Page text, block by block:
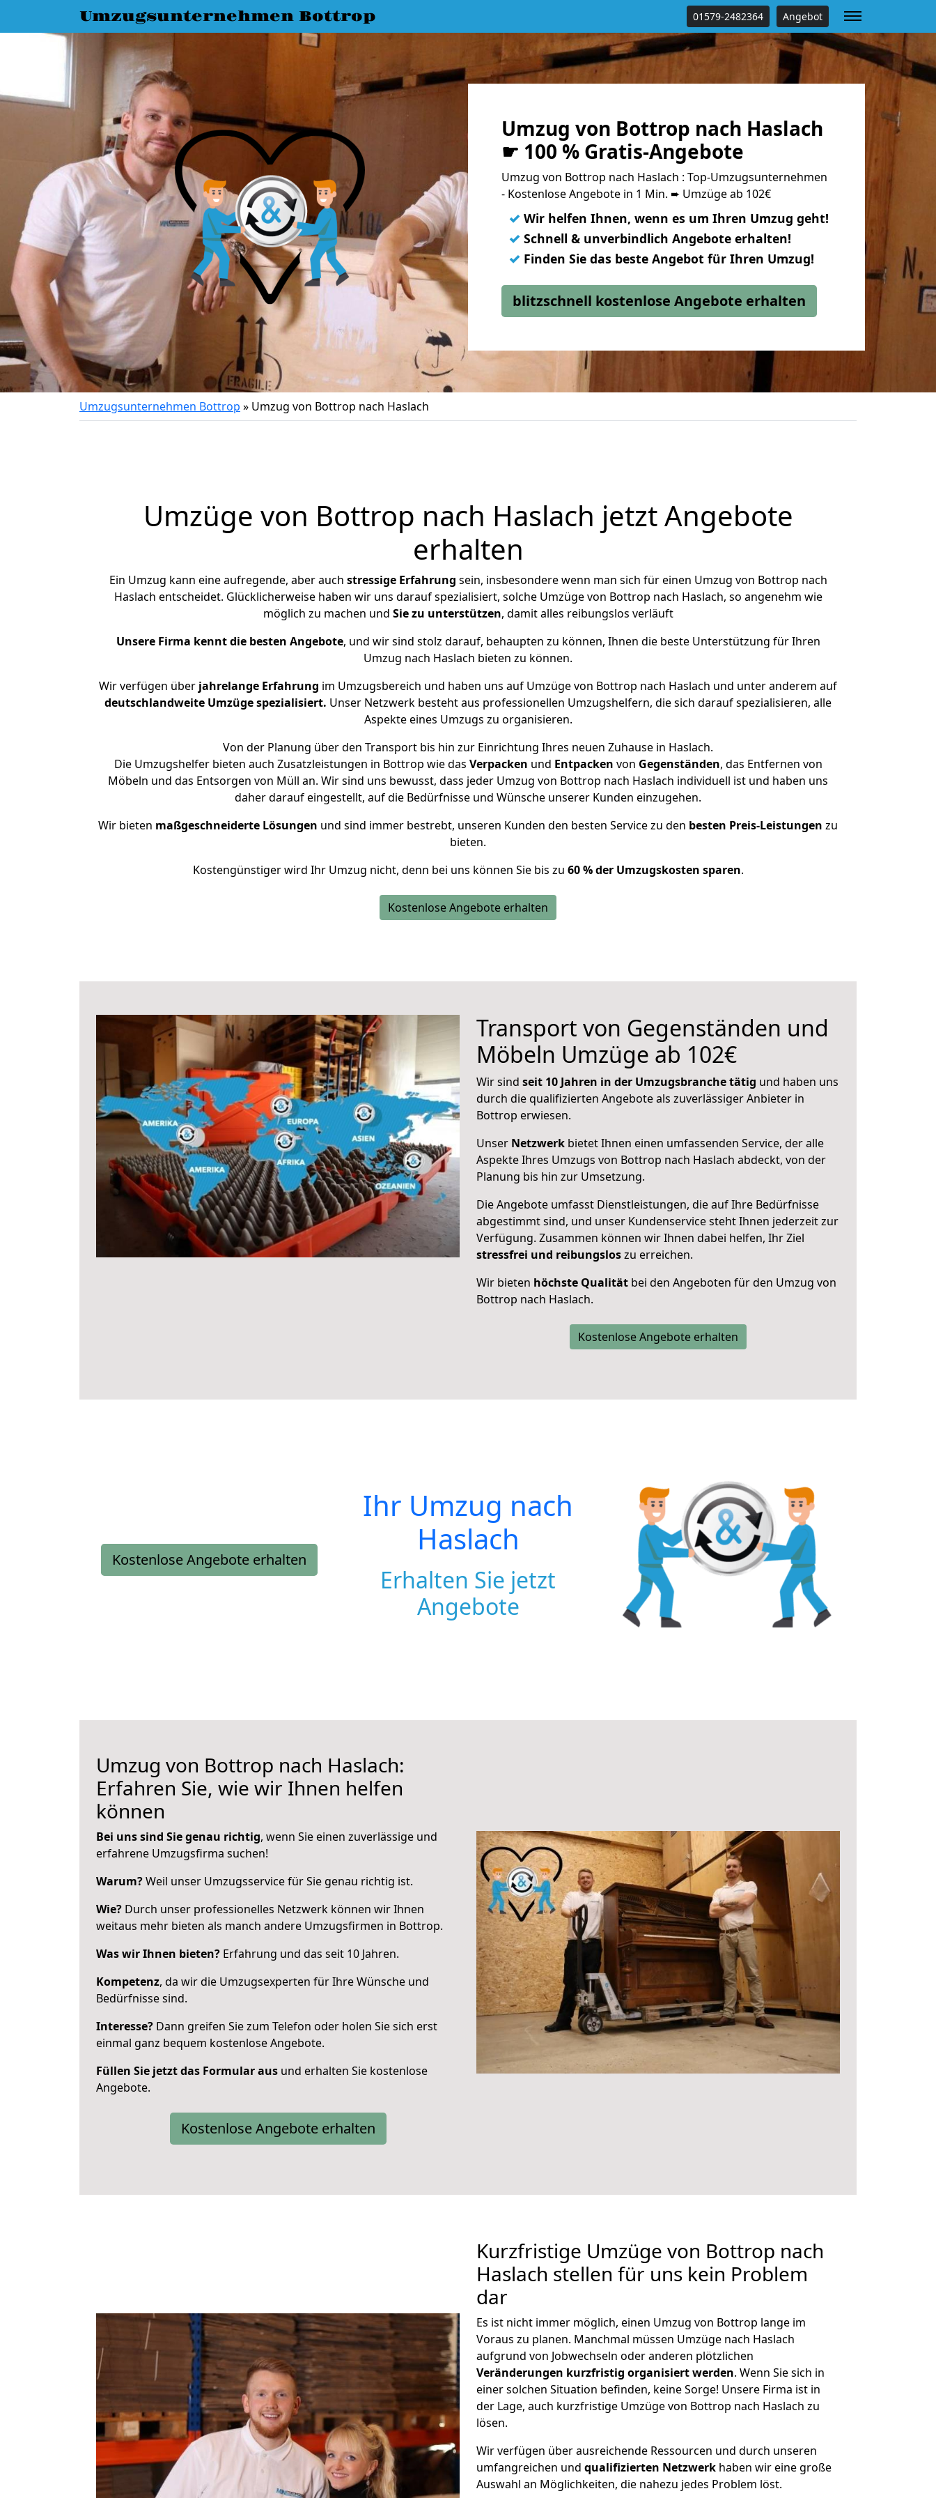
Umzugsunternehmen Bottrop 01579-2482364 Angebot
Umzug von Bottrop nach Haslach
☛ 100 % Gratis-Angebote
Umzug von Bottrop nach Haslach : Top-Umzugsunternehmen
- Kostenlose Angebote in 1 Min. ➨ Umzüge ab 102€
✓ Wir helfen Ihnen, wenn es um Ihren Umzug geht!
✓ Schnell & unverbindlich Angebote erhalten!
✓ Finden Sie das beste Angebot für Ihren Umzug!
blitzschnell kostenlose Angebote erhalten
Umzugsunternehmen Bottrop » Umzug von Bottrop nach Haslach
Umzüge von Bottrop nach Haslach jetzt Angebote
erhalten
Ein Umzug kann eine aufregende, aber auch stressige Erfahrung sein, insbesondere wenn man sich für einen Umzug von Bottrop nach
Haslach entscheidet. Glücklicherweise haben wir uns darauf spezialisiert, solche Umzüge von Bottrop nach Haslach, so angenehm wie
möglich zu machen und Sie zu unterstützen, damit alles reibungslos verläuft
Unsere Firma kennt die besten Angebote, und wir sind stolz darauf, behaupten zu können, Ihnen die beste Unterstützung für Ihren
Umzug nach Haslach bieten zu können.
Wir verfügen über jahrelange Erfahrung im Umzugsbereich und haben uns auf Umzüge von Bottrop nach Haslach und unter anderem auf
deutschlandweite Umzüge spezialisiert. Unser Netzwerk besteht aus professionellen Umzugshelfern, die sich darauf spezialisieren, alle
Aspekte eines Umzugs zu organisieren.
Von der Planung über den Transport bis hin zur Einrichtung Ihres neuen Zuhause in Haslach.
Die Umzugshelfer bieten auch Zusatzleistungen in Bottrop wie das Verpacken und Entpacken von Gegenständen, das Entfernen von
Möbeln und das Entsorgen von Müll an. Wir sind uns bewusst, dass jeder Umzug von Bottrop nach Haslach individuell ist und haben uns
daher darauf eingestellt, auf die Bedürfnisse und Wünsche unserer Kunden einzugehen.
Wir bieten maßgeschneiderte Lösungen und sind immer bestrebt, unseren Kunden den besten Service zu den besten Preis-Leistungen zu
bieten.
Kostengünstiger wird Ihr Umzug nicht, denn bei uns können Sie bis zu 60 % der Umzugskosten sparen.
Kostenlose Angebote erhalten
Transport von Gegenständen und
Möbeln Umzüge ab 102€
Wir sind seit 10 Jahren in der Umzugsbranche tätig und haben uns
durch die qualifizierten Angebote als zuverlässiger Anbieter in
Bottrop erwiesen.
Unser Netzwerk bietet Ihnen einen umfassenden Service, der alle
Aspekte Ihres Umzugs von Bottrop nach Haslach abdeckt, von der
Planung bis hin zur Umsetzung.
Die Angebote umfasst Dienstleistungen, die auf Ihre Bedürfnisse
abgestimmt sind, und unser Kundenservice steht Ihnen jederzeit zur
Verfügung. Zusammen können wir Ihnen dabei helfen, Ihr Ziel
stressfrei und reibungsloszu erreichen.
Wir bieten höchste Qualität bei den Angeboten für den Umzug von
Bottrop nach Haslach.
Kostenlose Angebote erhalten
Kostenlose Angebote erhalten
Ihr Umzug nach
Haslach
Erhalten Sie jetzt
Angebote
Umzug von Bottrop nach Haslach:
Erfahren Sie, wie wir Ihnen helfen
können
Bei uns sind Sie genau richtig, wenn Sie einen zuverlässige und
erfahrene Umzugsfirma suchen!
Warum?Weil unser Umzugsservice für Sie genau richtig ist.
Wie? Durch unser professionelles Netzwerk können wir Ihnen
weitaus mehr bieten als manch andere Umzugsfirmen in Bottrop.
Was wir Ihnen bieten? Erfahrung und das seit 10 Jahren.
Kompetenz, da wir die Umzugsexperten für Ihre Wünsche und
Bedürfnisse sind.
Interesse? Dann greifen Sie zum Telefon oder holen Sie sich erst
einmal ganz bequem kostenlose Angebote.
Füllen Sie jetzt das Formular aus und erhalten Sie kostenlose
Angebote.
Kostenlose Angebote erhalten
Kurzfristige Umzüge von Bottrop nach
Haslach stellen für uns kein Problem
dar
Es ist nicht immer möglich, einen Umzug von Bottrop lange im
Voraus zu planen. Manchmal müssen Umzüge nach Haslach
aufgrund von Jobwechseln oder anderen plötzlichen
Veränderungen kurzfristig organisiert werden. Wenn Sie sich in
einer solchen Situation befinden, keine Sorge! Unsere Firma ist in
der Lage, auch kurzfristige Umzüge von Bottrop nach Haslach zu
lösen.
Wir verfügen über ausreichende Ressourcen und durch unseren
umfangreichen und qualifizierten Netzwerk haben wir eine große
Auswahl an Möglichkeiten, die nahezu jedes Problem löst.